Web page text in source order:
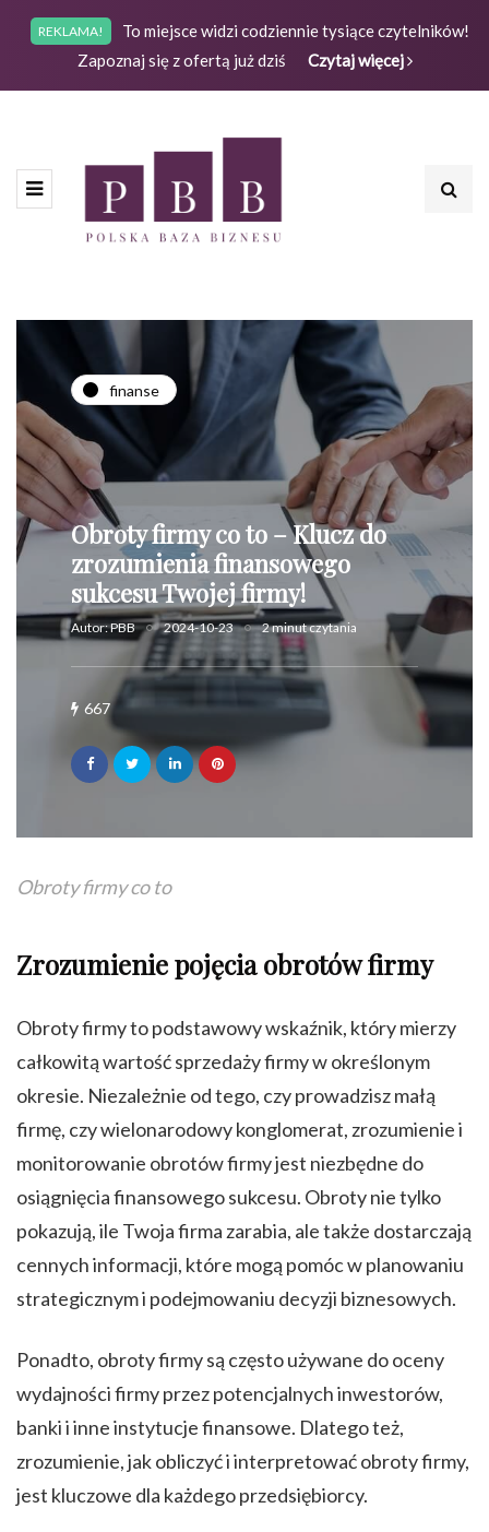
REKLAMA!
To miejsce widzi codziennie tysiące czytelników!
Zapoznaj się z ofertą już dziś
Czytaj więcej
finanse
Obroty firmy co to – Klucz do
zrozumienia finansowego
sukcesu Twojej firmy!
Autor:PBB 2024-10-23 2 minut czytania
667
Obroty firmy co to
Zrozumienie pojęcia obrotów firmy
Obroty firmy to podstawowy wskaźnik, który mierzy
całkowitą wartość sprzedaży firmy w określonym
okresie. Niezależnie od tego, czy prowadzisz małą
firmę, czy wielonarodowy konglomerat, zrozumienie i
monitorowanie obrotów firmy jest niezbędne do
osiągnięcia finansowego sukcesu. Obroty nie tylko
pokazują, ile Twoja firma zarabia, ale także dostarczają
cennych informacji, które mogą pomóc w planowaniu
strategicznym i podejmowaniu decyzji biznesowych.
Ponadto, obroty firmy są często używane do oceny
wydajności firmy przez potencjalnych inwestorów,
banki i inne instytucje finansowe. Dlatego też,
zrozumienie, jak obliczyć i interpretować obroty firmy,
jest kluczowe dla każdego przedsiębiorcy.